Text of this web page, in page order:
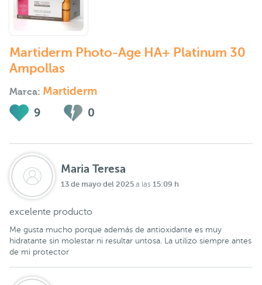
Martiderm Photo-Age HA+ Platinum 30
Ampollas
Marca: Martiderm
9
0
Maria Teresa
13 de mayo del 2025 a las 15:09 h
excelente producto
Me gusta mucho porque además de antioxidante es muy
hidratante sin molestar ni resultar untosa. La utilizo siempre antes
de mi protector